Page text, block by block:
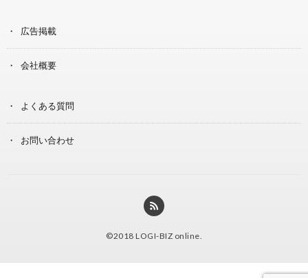
広告掲載
会社概要
よくある質問
お問い合わせ
©2018 LOGI-BIZ online